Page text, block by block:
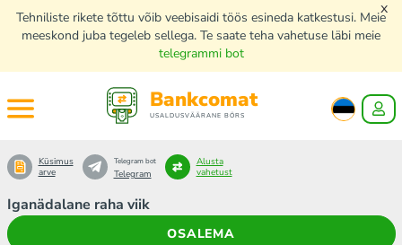
Tehniliste rikete tõttu võib veebisaidi töös esineda katkestusi. Meie
meeskond juba tegeleb sellega. Te saate teha vahetuse läbi meie
telegrammi bot
x
Bankcomat
USALDUSVÄÄRANE BÖRS
Iganädalane raha viik
OSALEMA
Küsimus
arve
Telegram bot
Telegram
Alusta
vahetust